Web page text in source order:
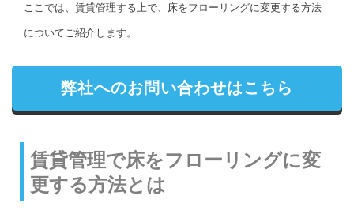
ここでは、賃貸管理する上で、床をフローリングに変更する方法
についてご紹介します。
弊社へのお問い合わせはこちら
賃貸管理で床をフローリングに変
更する方法とは